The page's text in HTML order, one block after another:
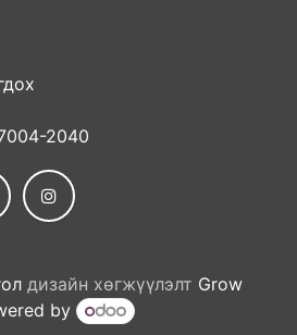
2040
дизайн хөгжүүлэлт Grow
by